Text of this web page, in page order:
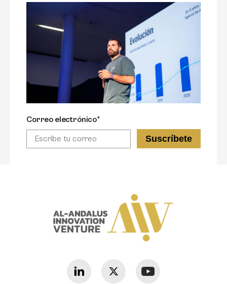
Correo electrónico*